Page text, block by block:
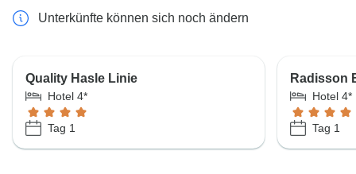
Unterkünfte können sich noch ändern
Quality Hasle Linie
Hotel 4*
Tag 1
Radisson
Hotel 4*
Tag 1